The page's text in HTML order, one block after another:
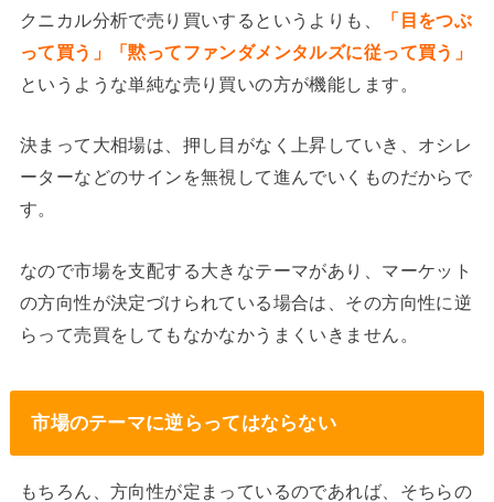
クニカル分析で売り買いするというよりも、
「目をつぶ
って買う」「黙ってファンダメンタルズに従って買う」
というような単純な売り買いの方が機能します。
決まって大相場は、押し目がなく上昇していき、オシレ
ーターなどのサインを無視して進んでいくものだからで
す。
なので市場を支配する大きなテーマがあり、マーケット
の方向性が決定づけられている場合は、その方向性に逆
らって売買をしてもなかなかうまくいきません。
市場のテーマに逆らってはならない
もちろん、方向性が定まっているのであれば、そちらの